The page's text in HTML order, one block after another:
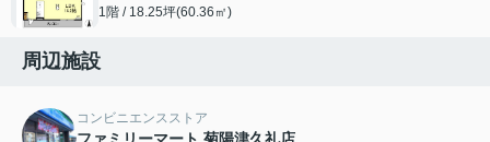
1階 / 18.25坪(60.36㎡)
周辺施設
コンビニエンスストア